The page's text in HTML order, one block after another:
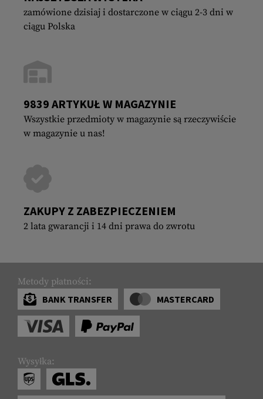
zamówione dzisiaj i dostarczone w ciągu 2-3 dni w
ciągu Polska
9839 ARTYKUŁ W MAGAZYNIE
Wszystkie przedmioty w magazynie są rzeczywiście
w magazynie u nas!
ZAKUPY Z ZABEZPIECZENIEM
2 lata gwarancji i 14 dni prawa do zwrotu
Metody płatności:
BANK TRANSFER
MASTERCARD
Wysyłka: